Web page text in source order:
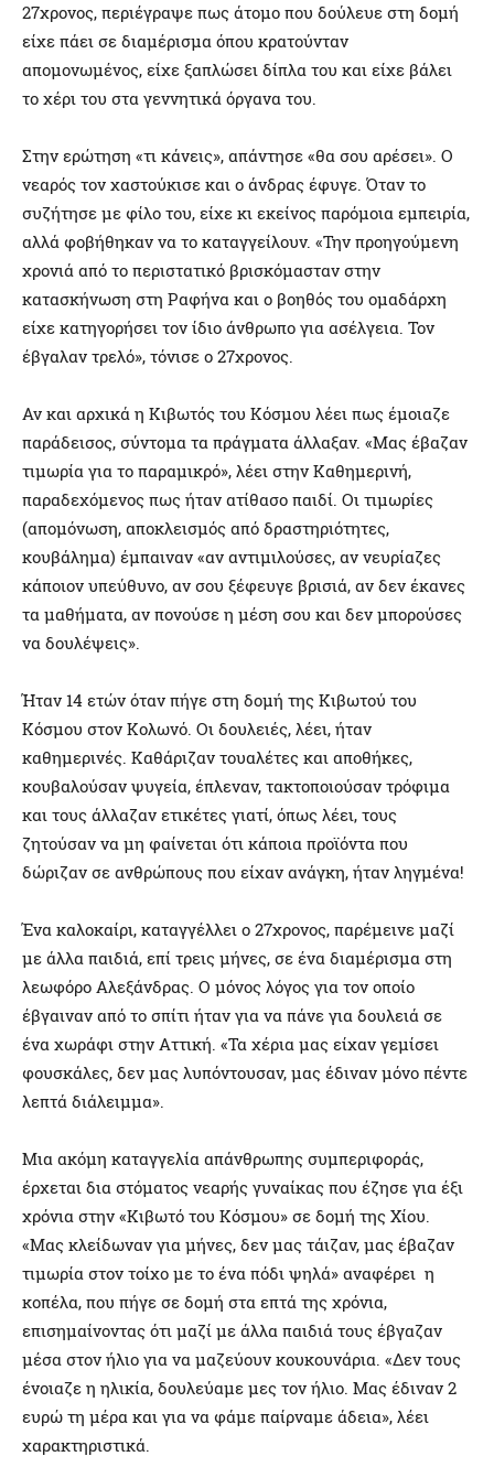
27χρονος, περιέγραψε πως άτομο που δούλευε στη δομή
είχε πάει σε διαμέρισμα όπου κρατούνταν
απομονωμένος, είχε ξαπλώσει δίπλα του και είχε βάλει
το χέρι του στα γεννητικά όργανα του.
Στην ερώτηση «τι κάνεις», απάντησε «θα σου αρέσει». Ο
νεαρός τον χαστούκισε και ο άνδρας έφυγε. Όταν το
συζήτησε με φίλο του, είχε κι εκείνος παρόμοια εμπειρία,
αλλά φοβήθηκαν να το καταγγείλουν. «Την προηγούμενη
χρονιά από το περιστατικό βρισκόμασταν στην
κατασκήνωση στη Ραφήνα και ο βοηθός του ομαδάρχη
είχε κατηγορήσει τον ίδιο άνθρωπο για ασέλγεια. Τον
έβγαλαν τρελό», τόνισε ο 27χρονος.
Αν και αρχικά η Κιβωτός του Κόσμου λέει πως έμοιαζε
παράδεισος, σύντομα τα πράγματα άλλαξαν. «Μας έβαζαν
τιμωρία για το παραμικρό», λέει στην Καθημερινή,
παραδεχόμενος πως ήταν ατίθασο παιδί. Οι τιμωρίες
(απομόνωση, αποκλεισμός από δραστηριότητες,
κουβάλημα) έμπαιναν «αν αντιμιλούσες, αν νευρίαζες
κάποιον υπεύθυνο, αν σου ξέφευγε βρισιά, αν δεν έκανες
τα μαθήματα, αν πονούσε η μέση σου και δεν μπορούσες
να δουλέψεις».
Ήταν 14 ετών όταν πήγε στη δομή της Κιβωτού του
Κόσμου στον Κολωνό. Οι δουλειές, λέει, ήταν
καθημερινές. Καθάριζαν τουαλέτες και αποθήκες,
κουβαλούσαν ψυγεία, έπλεναν, τακτοποιούσαν τρόφιμα
και τους άλλαζαν ετικέτες γιατί, όπως λέει, τους
ζητούσαν να μη φαίνεται ότι κάποια προϊόντα που
δώριζαν σε ανθρώπους που είχαν ανάγκη, ήταν ληγμένα!
Ένα καλοκαίρι, καταγγέλλει ο 27χρονος, παρέμεινε μαζί
με άλλα παιδιά, επί τρεις μήνες, σε ένα διαμέρισμα στη
λεωφόρο Αλεξάνδρας. Ο μόνος λόγος για τον οποίο
έβγαιναν από το σπίτι ήταν για να πάνε για δουλειά σε
ένα χωράφι στην Αττική. «Τα χέρια μας είχαν γεμίσει
φουσκάλες, δεν μας λυπόντουσαν, μας έδιναν μόνο πέντε
λεπτά διάλειμμα».
Μια ακόμη καταγγελία απάνθρωπης συμπεριφοράς,
έρχεται δια στόματος νεαρής γυναίκας που έζησε για έξι
χρόνια στην «Κιβωτό του Κόσμου» σε δομή της Χίου.
«Μας κλείδωναν για μήνες, δεν μας τάιζαν, μας έβαζαν
τιμωρία στον τοίχο με το ένα πόδι ψηλά» αναφέρει η
κοπέλα, που πήγε σε δομή στα επτά της χρόνια,
επισημαίνοντας ότι μαζί με άλλα παιδιά τους έβγαζαν
μέσα στον ήλιο για να μαζεύουν κουκουνάρια. «Δεν τους
ένοιαζε η ηλικία, δουλεύαμε μες τον ήλιο. Μας έδιναν 2
ευρώ τη μέρα και για να φάμε παίρναμε άδεια», λέει
χαρακτηριστικά.